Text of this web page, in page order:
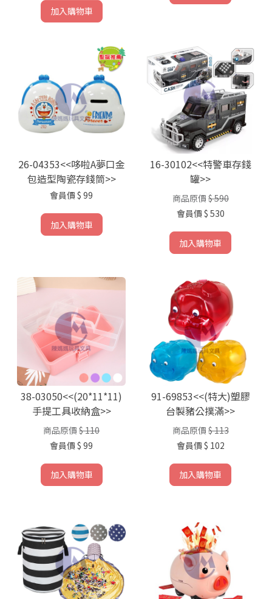
加入購物車
26-04353<<哆啦A夢口金
包造型陶瓷存錢筒>>
會員價 $ 99
加入購物車
16-30102<<特警車存錢
罐>>
商品原價 $ 590
會員價 $ 530
加入購物車
38-03050<<(20*11*11)
手提工具收納盒>>
商品原價 $ 110
會員價 $ 99
加入購物車
91-69853<<(特大)塑膠
台製豬公撲滿>>
商品原價 $ 113
會員價 $ 102
加入購物車